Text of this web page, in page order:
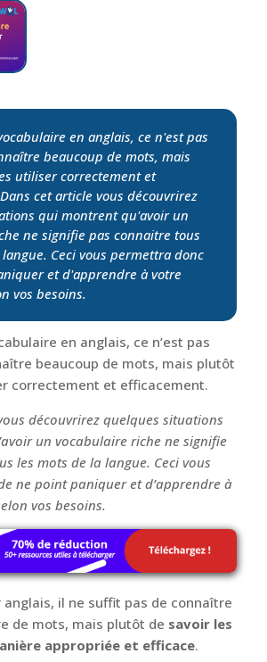
en anglais, ce n'est pas
beaucoup de mots, mais
utiliser correctement et
qui montrent qu'avoir un
ne signifie pas connaitre tous
Ceci vous permettra donc
et d'apprendre à votre
vos besoins.
en anglais, ce n’est pas
beaucoup de mots, mais plutôt
correctement et efficacement.
découvrirez quelques situations
un vocabulaire riche ne signifie
les mots de la langue. Ceci vous
ne point paniquer et d’apprendre à
vos besoins.